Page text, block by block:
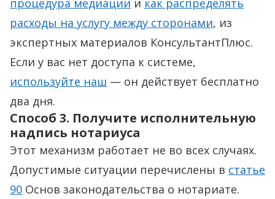
процедура медиации и как распределять
расходы на услугу между сторонами, из
экспертных материалов КонсультантПлюс.
Если у вас нет доступа к системе,
используйте наш — он действует бесплатно
два дня.
Способ 3. Получите исполнительную
надпись нотариуса
Этот механизм работает не во всех случаях.
Допустимые ситуации перечислены в статье
90 Основ законодательства о нотариате.